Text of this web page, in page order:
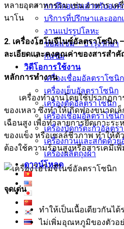
การฝึกอบรมสำหรับองค์
บริการที่ปรึกษาและออก
งานแปรรูปโลหะ
ซ่อมแซม – บำรุงรักษา
กันซึม
วิดีโอการใช้งาน
เครื่องเชื่อมอัลตราโซนิก
เครื่องเย็บอัลตราโซนิก
เครื่องตัดอัลตราโซนิก
เครื่องเชื่อมอัลตราโซนิ
เครื่องบัดกรีตะกั่วอัลตร
เครื่องกวนและสกัดด้ว
เครื่องผลิตถุงผ้า
ดาวน์โหลด
หลายอุตสาหกรรม เช่น อาหาร เค
นาโน
2. เครื่องโฮโมจีไนซ์อัลตราโซนิก
ละเอียดและคงคุณค่าของสารสำ
หลักการทำงาน
เครื่องทำงานโดยใช้ปรากฏก
ของเหลว ซึ่งทำให้เกิดฟองขนาดเ
เฉือนสูง เพื่อทำลายการยึดเกาะร
ของแข็ง หรือเซลล์ชีวภาพ ทำให้ตั
ต้องใช้ความร้อนสูงหรือสารเคมีเพิ่
จุดเด่น
ทำให้เป็นเนื้อเดียวกันไ
ไม่เพิ่มอุณหภูมิของตัวอ